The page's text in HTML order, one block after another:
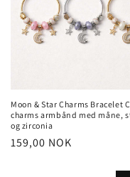
Moon & Star Charms Bracelet
charms armbånd med måne,
og zirconia
Vanlig
159,00 NOK